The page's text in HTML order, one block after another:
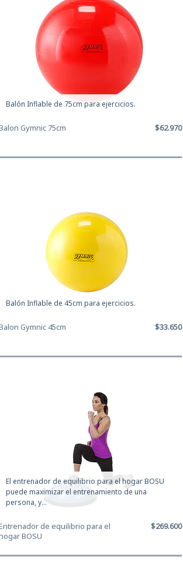
Balón Inflable de 75cm para ejercicios.
Gymnic 75cm $62.970
Balón Inflable de 45cm para ejercicios.
Gymnic 45cm $33.650
El entrenador de equilibrio para el hogar BOSU
puede maximizar el entrenamiento de una
persona, y...
de equilibrio para el
BOSU
$269.600